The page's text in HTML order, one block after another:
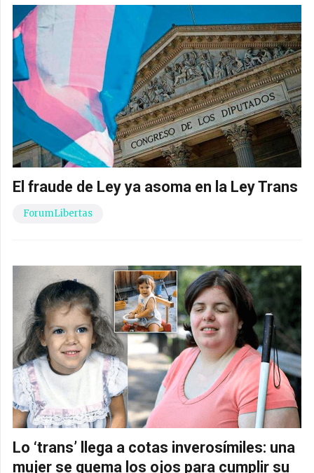
El fraude de Ley ya asoma en la Ley Trans
ForumLibertas
Lo ‘trans’ llega a cotas inverosímiles: una
mujer se quema los ojos para cumplir su